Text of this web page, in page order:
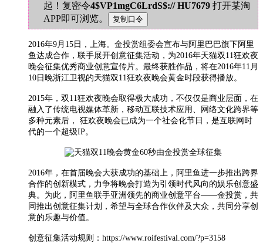
起！复密令4$VP1mgC6LrdS$:// HU7679 打开某淘
APP即可浏览。
2016年9月15日，上海。金投赏组委会宣布与阿里巴巴旗下阿里
鱼达成合作，联手展开创意征集活动，为2016年天猫双11狂欢夜
晚会征集优秀商业创意宣传片。最终获胜作品，将在2016年11月
10日晚浙江卫视的天猫双11狂欢夜晚会黄金时段获得播放。
2015年，双11狂欢夜晚会取得极大成功，不仅仅是商业层面，在
融入了传统电视媒体革新，移动互联技术应用、网络文化跨界等
多种元素后， 狂欢夜晚会已成为一个社会化节日，是互联网时
代的一个超级IP。
2016年，在首届晚会大获成功的基础上，阿里鱼进一步推出跨界
合作的创新模式，力争将晚会打造为引领时代风向的娱乐创意盛
典。为此，阿里鱼联手亚洲领先的商业创意平台——金投赏，共
同推出创意征集计划，希望与全球合作伙伴及大众，共同分享创
意的乐趣与价值。
创意征集活动规则：https://www.roifestival.com/?p=3158